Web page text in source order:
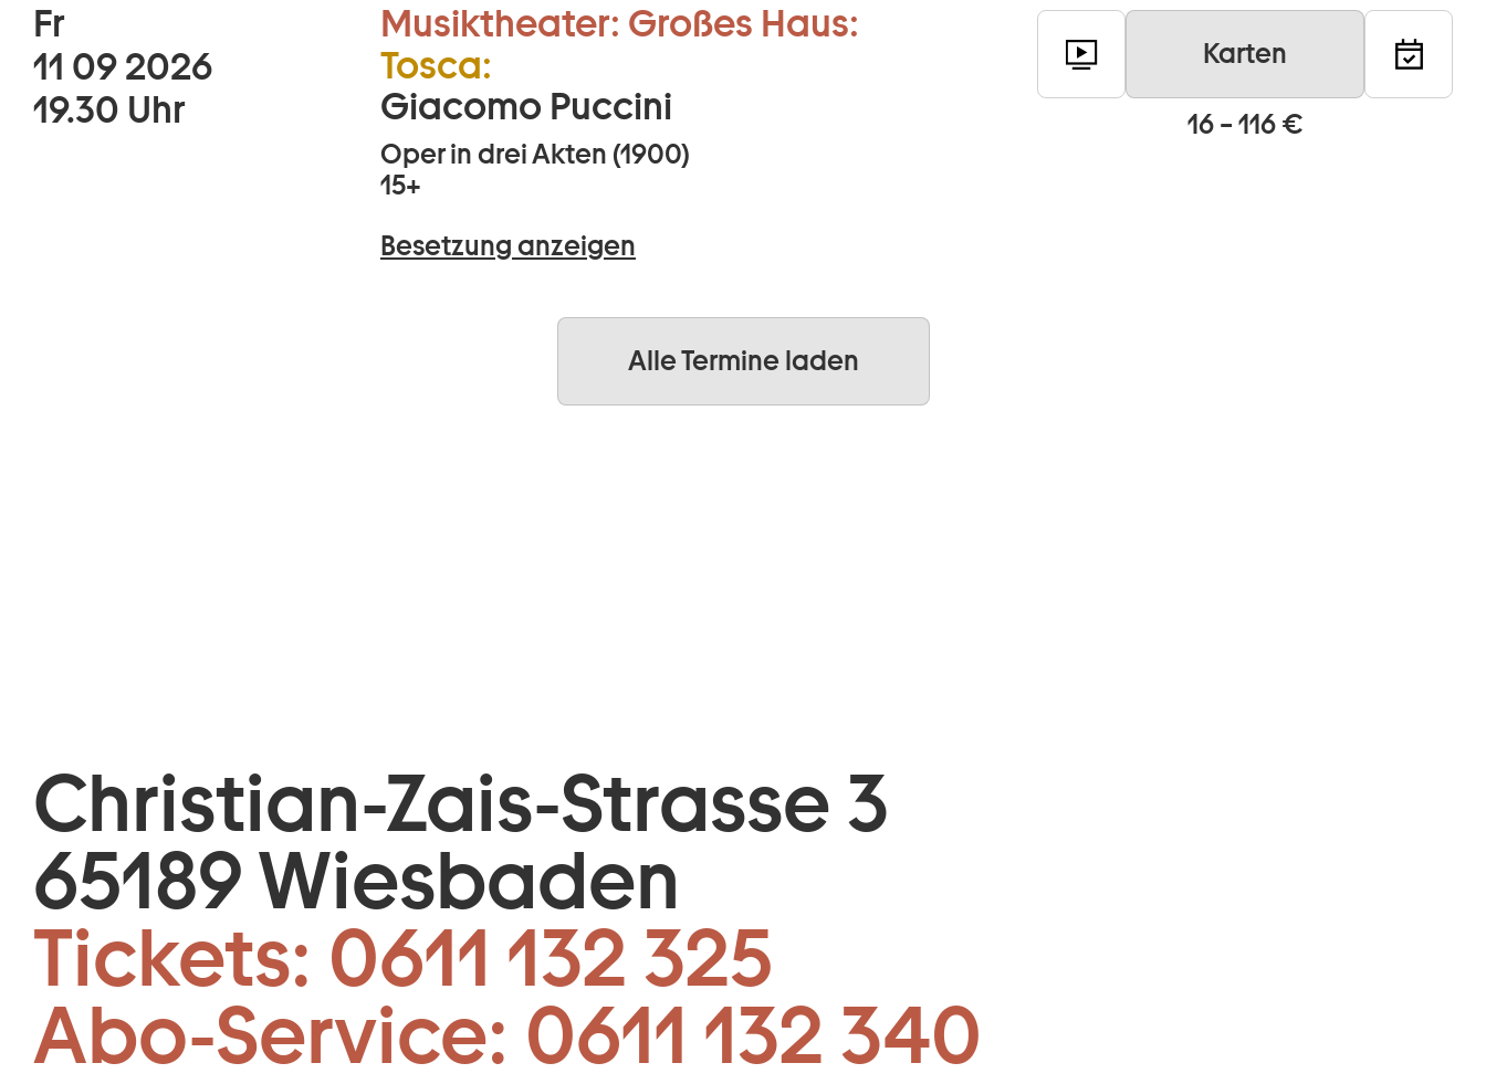
Fr
11 09 2026
19.30 Uhr
Musiktheater: Großes Haus:
Tosca:
Giacomo Puccini
Oper in drei Akten (1900)
15+
Besetzung anzeigen
Karten
16 – 116 €
Alle Termine laden
Christian-Zais-Strasse 3
65189 Wiesbaden
Tickets: 0611 132 325
Abo-Service: 0611 132 340